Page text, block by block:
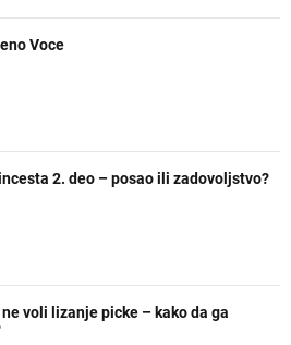
Voce
2. deo – posao ili zadovoljstvo?
voli lizanje picke – kako da ga